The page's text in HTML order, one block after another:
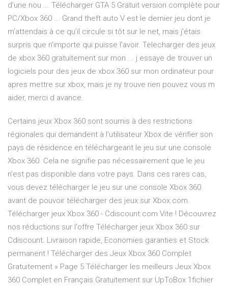
d’une nou ... Télécharger GTA 5 Gratuit version complète pour
PC/Xbox 360 ... Grand theft auto V est le dernier jeu dont je
m’attendais à ce qu’il circule si tôt sur le net, mais j’étais
surpris que n’importe qui puisse l’avoir. Telecharger des jeux
de xbox 360 gratuitement sur mon ... j essaye de trouver un
logiciels pour des jeux de xbox 360 sur mon ordinateur pour
apres mettre sur xbox, mais je ny trouve rien pouvez vous m
aider, merci d avance.
Certains jeux Xbox 360 sont soumis à des restrictions
régionales qui demandent à l'utilisateur Xbox de vérifier son
pays de résidence en téléchargeant le jeu sur une console
Xbox 360. Cela ne signifie pas nécessairement que le jeu
n'est pas disponible dans votre pays. Dans ces rares cas,
vous devez télécharger le jeu sur une console Xbox 360
avant de pouvoir télécharger des jeux sur Xbox.com.
Télécharger jeux Xbox 360 - Cdiscount.com Vite ! Découvrez
nos réductions sur l'offre Télécharger jeux Xbox 360 sur
Cdiscount. Livraison rapide, Economies garanties et Stock
permanent ! Télécharger des Jeux Xbox 360 Complet
Gratuitement » Page 5 Télécharger les meilleurs Jeux Xbox
360 Complet en Français Gratuitement sur UpToBox 1fichier